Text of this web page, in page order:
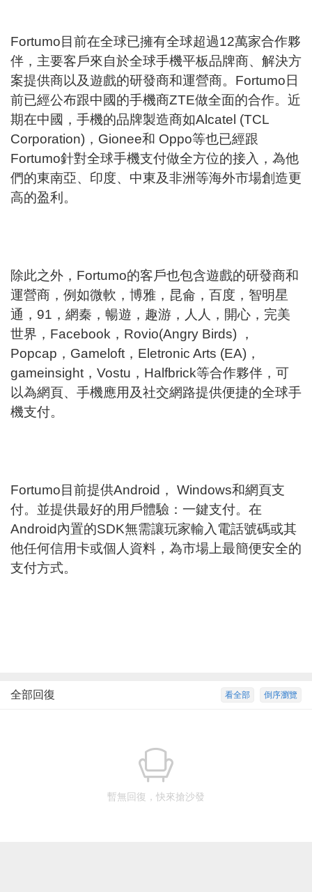
Fortumo目前在全球已擁有全球超過12萬家合作夥
伴，主要客戶來自於全球手機平板品牌商、解決方
案提供商以及遊戲的研發商和運營商。Fortumo日
前已經公布跟中國的手機商ZTE做全面的合作。近
期在中國，手機的品牌製造商如Alcatel (TCL
Corporation)， Gionee和 Oppo等也已經跟
Fortumo針對全球手機支付做全方位的接入，為他
們的東南亞、印度、中東及非洲等海外市場創造更
高的盈利。
除此之外，Fortumo的客戶也包含遊戲的研發商和
運營商，例如微軟，博雅，昆侖，百度，智明星
通，91，網秦，暢遊，趣游，人人，開心，完美
世界，Facebook，Rovio(Angry Birds) ，
Popcap，Gameloft，Eletronic Arts (EA)，
gameinsight，Vostu，Halfbrick等合作夥伴，可
以為網頁、手機應用及社交網路提供便捷的全球手
機支付。
Fortumo目前提供Android， Windows和網頁支
付。並提供最好的用戶體驗：一鍵支付。在
Android內置的SDK無需讓玩家輸入電話號碼或其
他任何信用卡或個人資料，為市場上最簡便安全的
支付方式。
倒序瀏覽
看全部
全部回復
暫無回復，快來搶沙發